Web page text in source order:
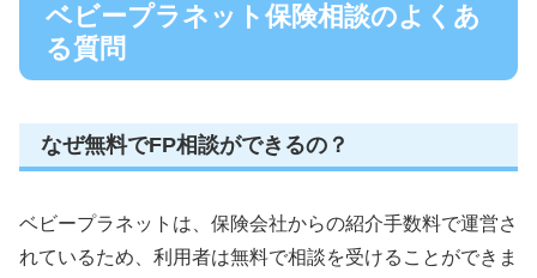
ベビープラネット保険相談のよくあ
る質問
なぜ無料でFP相談ができるの？
ベビープラネットは、保険会社からの紹介手数料で運営さ
れているため、利用者は無料で相談を受けることができま